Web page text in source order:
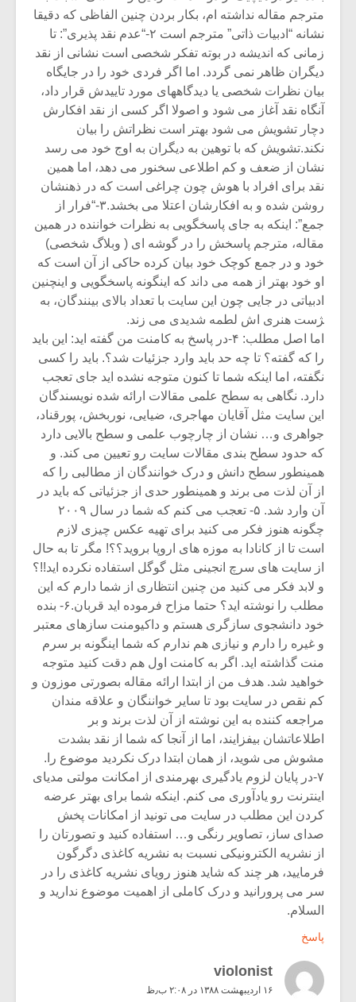
مترجم مقاله نداشته ام، بکار بردن چنین الفاظی که دقیقا
نشانه “ادبیات ذاتی” مترجم است ۲-“عدم نقد پذیری”: تا
زمانی که اندیشه در بوته تفکر شخصی است نشانی از نقد
دیگران ظاهر نمی گردد. اما اگر فردی خود را در جایگاه
بیان نظرات شخصی یا دیدگاههای مورد تاییدش قرار داد،
آنگاه نقد آغاز می شود و اصولا اگر کسی از نقد افکارش
دچار تشویش می شود بهتر است نظراتش را بیان
نکند.تشویش که با توهین به دیگران به اوج خود می رسد
نشان از ضعف و کم اطلاعی سخنور می دهد، اما همین
نقد برای افراد با هوش چون چراغی است که در ذهنشان
روشن شده و به افکارشان اعتلا می بخشد.۳-“فرار از
جمع”: اینکه به جای پاسخگویی به نظرات خواننده در همین
مقاله، مترجم پاسخش را در گوشه ای ( وبلاگ شخصی)
خود و در جمع کوچک خود بیان کرده حاکی از آن است که
او خود بهتر از همه می داند که اینگونه پاسخگویی و اینچنین
ادبیاتی در جایی چون این سایت با تعداد بالای بینندگان، به
‍‍ژست هنری اش لطمه شدیدی می زند.
اما اصل مطلب: ۴-در پاسخ به کامنت من گفته اید: این باید
را که گفته؟ تا چه حد باید وارد جزئیات شد؟. باید را کسی
نگفته، اما اینکه شما تا کنون متوجه نشده اید جای تعجب
دارد. نگاهی به سطح علمی مقالات ارائه شده نویسندگان
این سایت مثل آقایان مهاجری، ضیایی، نوربخش، پورقناد،
جواهری و… نشان از چارچوب علمی و سطح بالایی دارد
که حدود سطح بندی مقالات سایت رو تعیین می کند. و
همینطور سطح دانش و درک خوانندگان از مطالبی را که
از آن لذت می برند و همینطور حدی از جزئیاتی که باید در
آن وارد شد. ۵- تعجب می کنم که شما در سال ۲۰۰۹
چگونه هنوز فکر می کنید برای تهیه عکس چیزی لازم
است تا از کانادا به موزه های اروپا بروید؟؟! مگر تا به حال
از سایت های سرچ انجینی مثل گوگل استفاده نکرده اید!!؟
و لابد فکر می کنید من چنین انتظاری از شما دارم که این
مطلب را نوشته اید؟ حتما مزاح فرموده اید قربان.۶- بنده
خود دانشجوی سازگری هستم و داکیومنت سازهای معتبر
و غیره را دارم و نیازی هم ندارم که شما اینگونه بر سرم
منت گذاشته اید. اگر به کامنت اول هم دقت کنید متوجه
خواهید شد. هدف من از ابتدا ارائه مقاله بصورتی موزون و
کم نقص در سایت بود تا سایر خواننگان و علاقه مندان
مراجعه کننده به این نوشته از آن لذت برند و بر
اطلاعاتشان بیفزایند، اما از آنجا که شما از نقد بشدت
مشوش می شوید، از همان ابتدا درک نکردید موضوع را.
۷-در پایان لزوم یادگیری بهرمندی از امکانت مولتی مدیای
اینترنت رو یادآوری می کنم. اینکه شما برای بهتر عرضه
کردن این مطلب در سایت می تونید از امکانات پخش
صدای ساز، تصاویر رنگی و… استفاده کنید و تصورتان را
از نشریه الکترونیکی نسبت به نشریه کاغذی دگرگون
فرمایید، هر چند که شاید هنوز رویای نشریه کاغذی را در
سر می پرورانید و درک کاملی از اهمیت موضوع ندارید و
السلام.
پاسخ
violonist
۱۶ اردیبهشت ۱۳۸۸ در ۲:۰۸ ب٫ظ